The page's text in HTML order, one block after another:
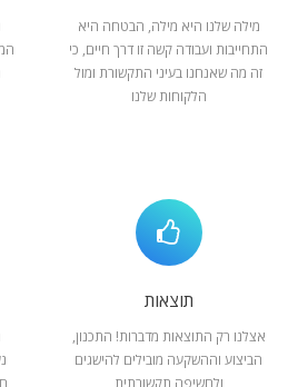
מילה שלנו היא מילה, הבטחה היא
התחייבות ועבודה קשה זו דרך חיים, כי
זה מה שאנחנו בעיני התקשורת ומול
הלקוחות שלנו
תוצאות
אצלנו רק התוצאות מדברות! התכנון,
הביצוע וההשקעה מובילים להישגים
ולחשיפה תקשורתית